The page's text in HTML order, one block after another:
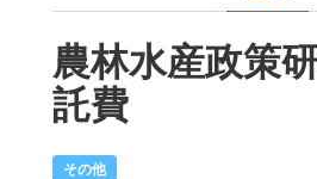
農林水産政策
託費
その他